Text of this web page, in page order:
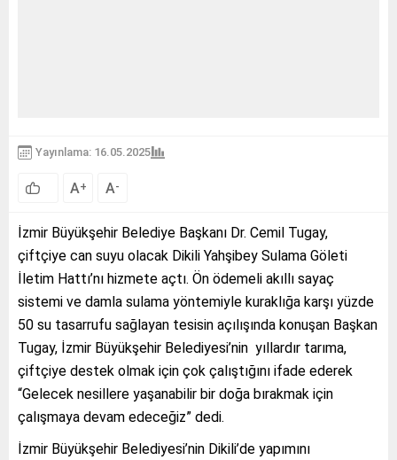
Yayınlama: 16.05.2025
A+ A-
İzmir Büyükşehir Belediye Başkanı Dr. Cemil Tugay,
çiftçiye can suyu olacak Dikili Yahşibey Sulama Göleti
İletim Hattı’nı hizmete açtı. Ön ödemeli akıllı sayaç
sistemi ve damla sulama yöntemiyle kuraklığa karşı yüzde
50 su tasarrufu sağlayan tesisin açılışında konuşan Başkan
Tugay, İzmir Büyükşehir Belediyesi’nin yıllardır tarıma,
çiftçiye destek olmak için çok çalıştığını ifade ederek
“Gelecek nesillere yaşanabilir bir doğa bırakmak için
çalışmaya devam edeceğiz” dedi.
İzmir Büyükşehir Belediyesi’nin Dikili’de yapımını